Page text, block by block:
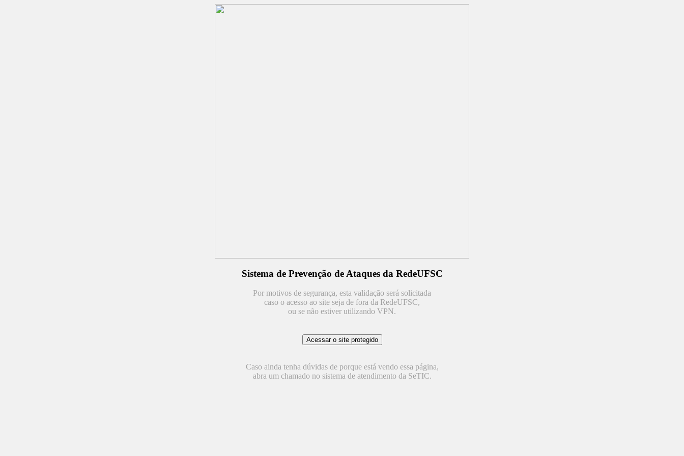
Sistema de Prevenção de Ataques da RedeUFSC
Por motivos de segurança, esta validação será solicitada
caso o acesso ao site seja de fora da RedeUFSC,
ou se não estiver utilizando VPN.
Caso ainda tenha dúvidas de porque está vendo essa página,
abra um chamado no sistema de atendimento da SeTIC.